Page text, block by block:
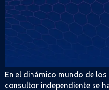
En el dinámico mundo de
consultor independiente se